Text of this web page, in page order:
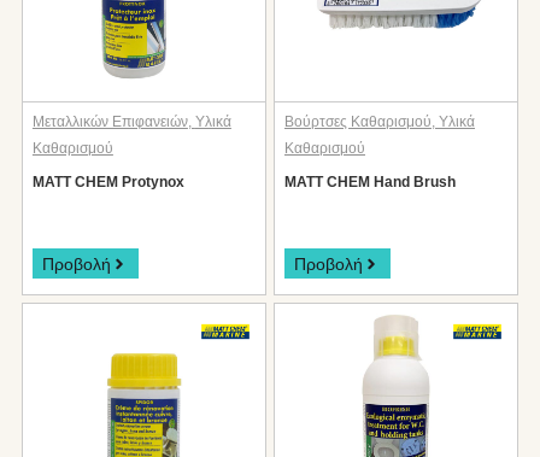
Μεταλλικών Επιφανειών, Υλικά
Καθαρισμού
MATT CHEM Protynox
Προβολή
Βούρτσες Καθαρισμού Υλικά
Καθαρισμού
MATT CHEM Hand Brush
Προβολή